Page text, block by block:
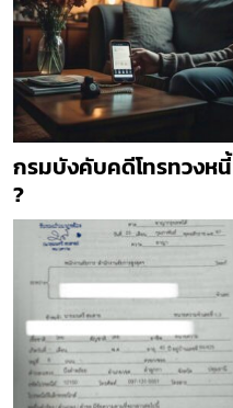
กรมบังคับคดีโทรทวงหนี้
?